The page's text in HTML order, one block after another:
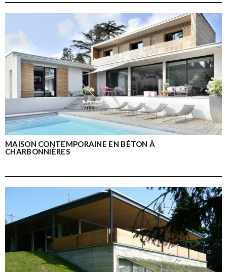
MAISON CONTEMPORAINE EN BÉTON À
CHARBONNIÈRES